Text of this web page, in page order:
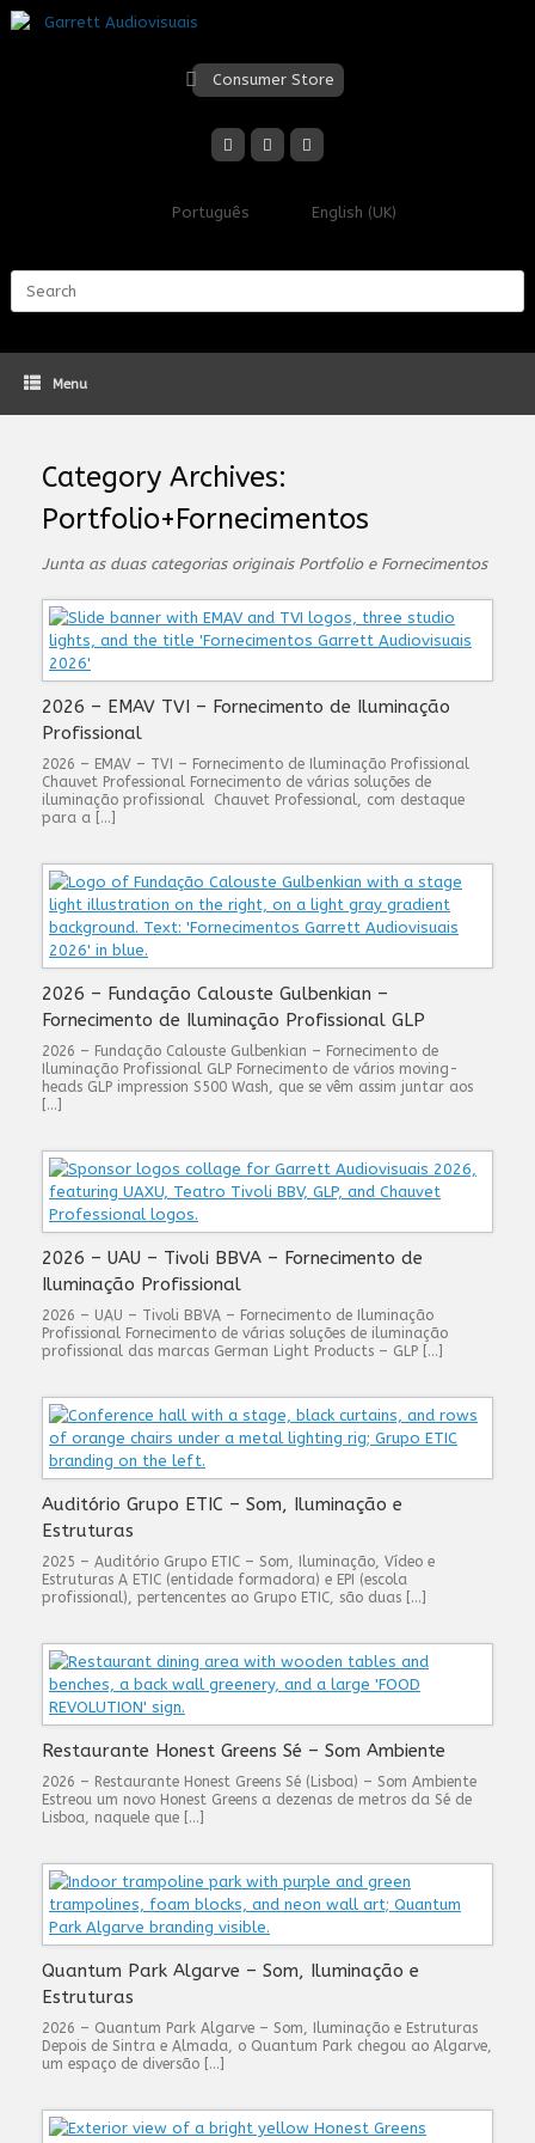
Skip
to
Consumer Store
Português English (UK)
Menu
Category Archives:
Portfolio+Fornecimentos
Junta as duas categorias originais Portfolio e Fornecimentos
2026 – EMAV TVI – Fornecimento de Iluminação
Profissional
2026 – EMAV – TVI – Fornecimento de Iluminação Profissional
Chauvet Professional Fornecimento de várias soluções de
iluminação profissional Chauvet Professional, com destaque
para a […]
2026 – Fundação Calouste Gulbenkian –
Fornecimento de Iluminação Profissional GLP
2026 – Fundação Calouste Gulbenkian – Fornecimento de
Iluminação Profissional GLP Fornecimento de vários moving-
heads GLP impression S500 Wash, que se vêm assim juntar aos
[…]
2026 – UAU – Tivoli BBVA – Fornecimento de
Iluminação Profissional
2026 – UAU – Tivoli BBVA – Fornecimento de Iluminação
Profissional Fornecimento de várias soluções de iluminação
profissional das marcas German Light Products – GLP […]
Auditório Grupo ETIC – Som, Iluminação e
Estruturas
2025 – Auditório Grupo ETIC – Som, Iluminação, Vídeo e
Estruturas A ETIC (entidade formadora) e EPI (escola
profissional), pertencentes ao Grupo ETIC, são duas […]
Restaurante Honest Greens Sé – Som Ambiente
2026 – Restaurante Honest Greens Sé (Lisboa) – Som Ambiente
Estreou um novo Honest Greens a dezenas de metros da Sé de
Lisboa, naquele que […]
Quantum Park Algarve – Som, Iluminação e
Estruturas
2026 – Quantum Park Algarve – Som, Iluminação e Estruturas
Depois de Sintra e Almada, o Quantum Park chegou ao Algarve,
um espaço de diversão […]